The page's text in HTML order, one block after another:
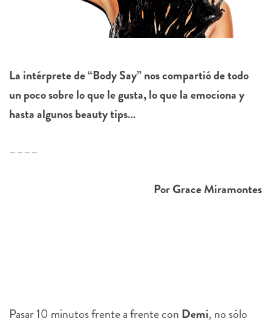
La intérprete de “Body Say” nos compartió de todo
un poco sobre lo que le gusta, lo que la emociona y
hasta algunos beauty tips…
––––
Por Grace Miramontes
Pasar 10 minutos frente a frente con Demi, no sólo